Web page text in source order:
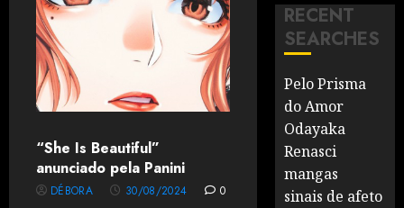
“She Is Beautiful”
anunciado pela Panini
DÉBORA 30/08/2024 0
RECENT
SEARCHES
Pelo Prisma
do Amor
Odayaka
Renasci
mangas
sinais de afeto